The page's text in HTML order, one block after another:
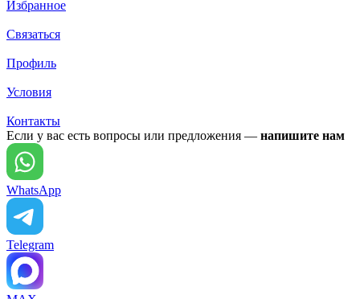
Избранное
Связаться
Профиль
Условия
Контакты
Если у вас есть вопросы или предложения — напишите нам
WhatsApp
Telegram